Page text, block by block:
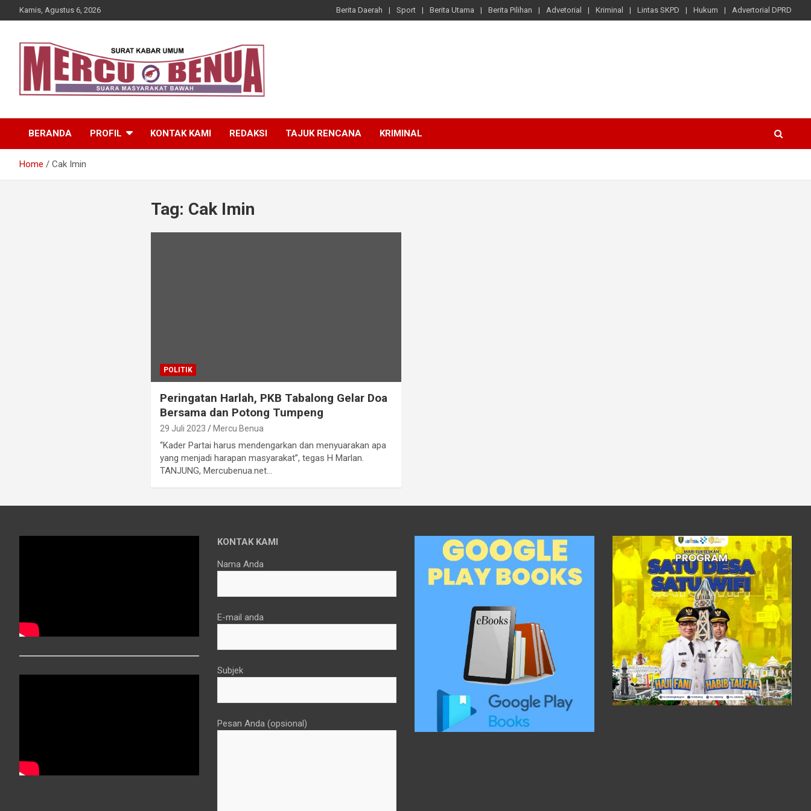
to
Kamis, Agustus 6, 2026 Berita Daerah Sport Berita Utama Berita Pilihan Advetorial Kriminal Lintas SKPD Hukum Advertorial DPRD
Mercu Benua
BERANDA PROFIL KONTAK KAMI REDAKSI TAJUK RENCANA KRIMINAL
Home Cak Imin
Tag: Cak Imin
POLITIK
Peringatan Harlah, PKB Tabalong Gelar Doa
Bersama dan Potong Tumpeng
29 Juli 2023 Mercu Benua
“Kader Partai harus mendengarkan dan menyuarakan apa
yang menjadi harapan masyarakat”, tegas H Marlan.
TANJUNG, Mercubenua.net…
KONTAK KAMI
Nama Anda
E-mail anda
Subjek
Pesan Anda (opsional)